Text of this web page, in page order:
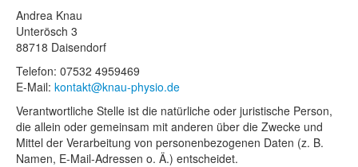
Andrea Knau
Unterösch 3
88718 Daisendorf
Telefon: 07532 4959469
E-Mail: kontakt@knau-physio.de
Verantwortliche Stelle ist die natürliche oder juristische Person,
die allein oder gemeinsam mit anderen über die Zwecke und
Mittel der Verarbeitung von personenbezogenen Daten (z. B.
Namen, E-Mail-Adressen o. Ä.) entscheidet.